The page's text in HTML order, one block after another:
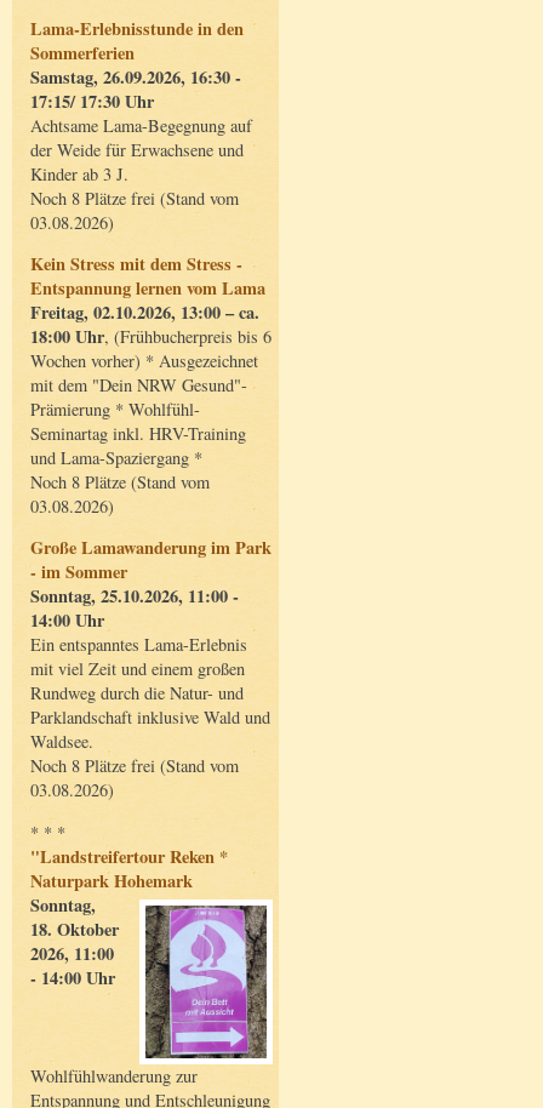
Lama-Erlebnisstunde in den
Sommerferien
Samstag, 26.09.2026, 16:30 -
17:15/ 17:30 Uhr
Achtsame Lama-Begegnung auf
der Weide für Erwachsene und
Kinder ab 3 J.
Noch 8 Plätze frei (Stand vom
03.08.2026)
Kein Stress mit dem Stress -
Entspannung lernen vom Lama
Freitag, 02.10.2026, 13:00 – ca.
18:00 Uhr, (Frühbucherpreis bis 6
Wochen vorher) * Ausgezeichnet
mit dem "Dein NRW Gesund"-
Prämierung * Wohlfühl-
Seminartag inkl. HRV-Training
und Lama-Spaziergang *
Noch 8 Plätze (Stand vom
03.08.2026)
Große Lamawanderung im Park
- im Sommer
Sonntag, 25.10.2026, 11:00 -
14:00 Uhr
Ein entspanntes Lama-Erlebnis
mit viel Zeit und einem großen
Rundweg durch die Natur- und
Parklandschaft inklusive Wald und
Waldsee.
Noch 8 Plätze frei (Stand vom
03.08.2026)
* * *
"Landstreifertour Reken *
Naturpark Hohemark
Sonntag,
18. Oktober
2026, 11:00
- 14:00 Uhr
Wohlfühlwanderung zur
Entspannung und Entschleunigung